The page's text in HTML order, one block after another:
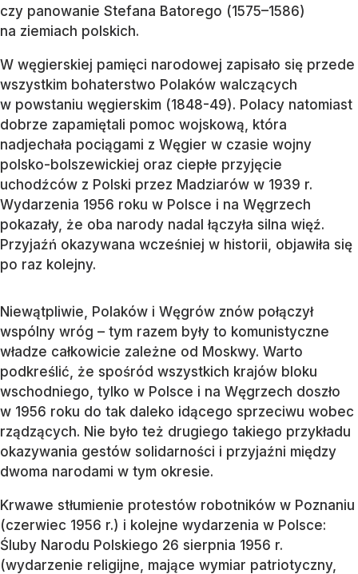
czy panowanie Stefana Batorego (1575–1586)
na ziemiach polskich.
W węgierskiej pamięci narodowej zapisało się przede
wszystkim bohaterstwo Polaków walczących
w powstaniu węgierskim (1848-49). Polacy natomiast
dobrze zapamiętali pomoc wojskową, która
nadjechała pociągami z Węgier w czasie wojny
polsko-bolszewickiej oraz ciepłe przyjęcie
uchodźców z Polski przez Madziarów w 1939 r.
Wydarzenia 1956 roku w Polsce i na Węgrzech
pokazały, że oba narody nadal łączyła silna więź.
Przyjaźń okazywana wcześniej w historii, objawiła się
po raz kolejny.
Niewątpliwie, Polaków i Węgrów znów połączył
wspólny wróg – tym razem były to komunistyczne
władze całkowicie zależne od Moskwy. Warto
podkreślić, że spośród wszystkich krajów bloku
wschodniego, tylko w Polsce i na Węgrzech doszło
w 1956 roku do tak daleko idącego sprzeciwu wobec
rządzących. Nie było też drugiego takiego przykładu
okazywania gestów solidarności i przyjaźni między
dwoma narodami w tym okresie.
Krwawe stłumienie protestów robotników w Poznaniu
(czerwiec 1956 r.) i kolejne wydarzenia w Polsce:
Śluby Narodu Polskiego 26 sierpnia 1956 r.
(wydarzenie religijne, mające wymiar patriotyczny,